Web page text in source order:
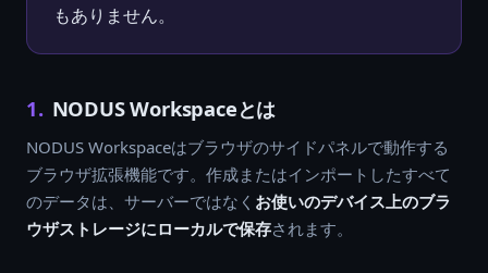
もありません。
1. NODUS Workspaceとは
NODUS Workspaceはブラウザのサイドパネルで動作する
ブラウザ拡張機能です。作成またはインポートしたすべて
のデータは、サーバーではなく お使いのデバイス上のブラ
ウザストレージにローカルで保存されます。